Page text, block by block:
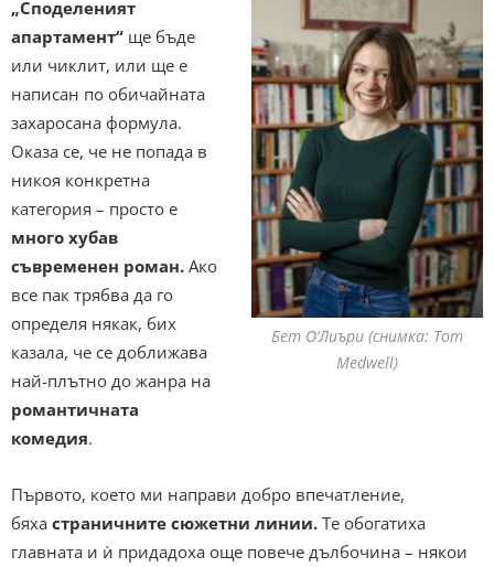
Бет О’Лиъри (снимка: Tom
Medwell)
„Споделеният
апартамент“ ще бъде
или чиклит, или ще е
написан по обичайната
захаросана формула.
Оказа се, че не попада в
никоя конкретна
категория – просто е
много хубав
съвременен роман. Ако
все пак трябва да го
определя някак, бих
казала, че се доближава
най-плътно до жанра на
романтичната
комедия.
Първото, което ми направи добро впечатление,
бяха страничните сюжетни линии. Те обогатиха
главната и ѝ придадоха още повече дълбочина – някои